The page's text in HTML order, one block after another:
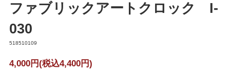
ファブリックアートクロック I-
030
518510109
4,000円(税込4,400円)